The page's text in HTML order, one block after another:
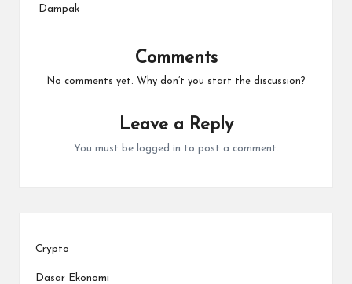
Dampak
Comments
No comments yet. Why don’t you start the discussion?
Leave a Reply
You must be logged in to post a comment.
Crypto
Dasar Ekonomi